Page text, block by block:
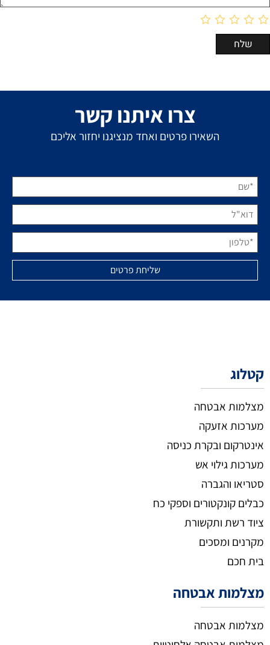
צרו איתנו קשר
השאירו פרטים ואחד מנציגנו יחזור אליכם
קטלוג
מצלמות אבטחה
מערכות אזעקה
אינטרקום ובקרת כניסה
מערכות גילוי אש
סטריאו והגברה
כבלים קונקטורים וספקי כח
ציוד רשת ותקשורת
מקרנים ומסכים
בית חכם
מצלמות אבטחה
מצלמות אבטחה